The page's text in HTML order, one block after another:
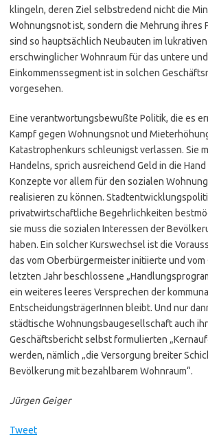
klingeln, deren Ziel selbstredend nicht die
Wohnungsnot ist, sondern die Mehrung ihres
sind so hauptsächlich Neubauten im
erschwinglicher Wohnraum für das untere
Einkommenssegment ist in solchen
vorgesehen.
Eine verantwortungsbewußte Politik, die es
Kampf gegen Wohnungsnot und
Katastrophenkurs schleunigst verlassen. Sie
Handelns, sprich ausreichend Geld in die
Konzepte vor allem für den sozialen
realisieren zu können.
privatwirtschaftliche Begehrlichkeiten
sie muss die sozialen Interessen der
haben. Ein solcher Kurswechsel ist die
das vom Oberbürgermeister initiierte und vom
letzten Jahr beschlossene
ein weiteres leeres Versprechen der
EntscheidungsträgerInnen bleibt. Und nur
städtische Wohnungsbaugesellschaft auch
Geschäftsbericht selbst formulierten
werden, nämlich „die Versorgung breiter
Bevölkerung mit bezahlbarem Wohnraum“.
Jürgen Geiger
Tweet